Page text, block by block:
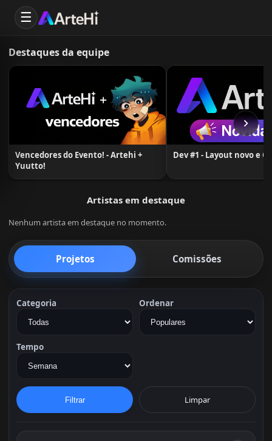
☰
Destaques da equipe
Vencedores do Evento! - Artehi +
Yuutto!
Dev #1 - Layout novo e
Artistas em destaque
Nenhum artista em destaque no momento.
Projetos Comissões
Categoria Ordenar
Tempo
Filtrar Limpar